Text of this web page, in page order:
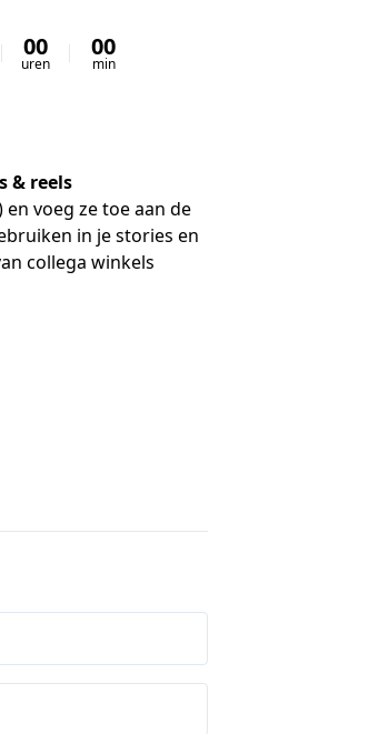
00
uren
00
min
& reels
voeg ze toe aan de
in je stories en
collega winkels